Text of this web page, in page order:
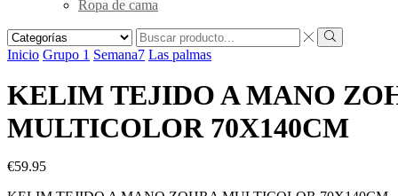
Ropa de cama
Search
input
Search
Inicio Grupo 1 Semana7 Las palmas
KELIM TEJIDO A MANO
MULTICOLOR 70X140CM
€59.95